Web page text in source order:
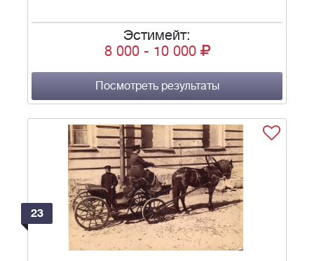
Эстимейт:
8 000- 10 000
Посмотреть результаты
23